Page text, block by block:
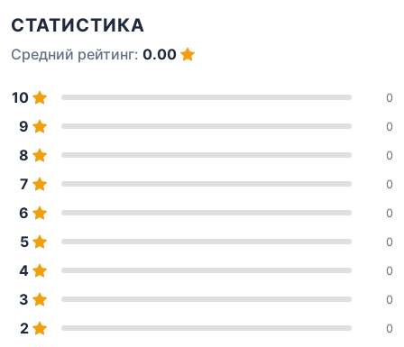
СТАТИСТИКА
Средний рейтинг: 0.00
10 0
9 0
8 0
7 0
6 0
5 0
4 0
3 0
2 0